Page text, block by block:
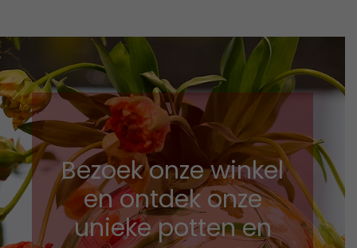
Bezoek onze winkel
en ontdek onze
unieke potten en